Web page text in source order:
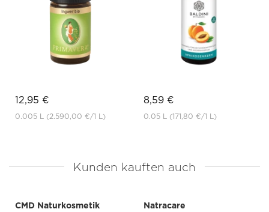
12,95 €
0.005 L (2.590,00 €/1 L)
8,59 €
0.05 L (171,80 €/1 L)
Kunden kauften auch
CMD Naturkosmetik Natracare